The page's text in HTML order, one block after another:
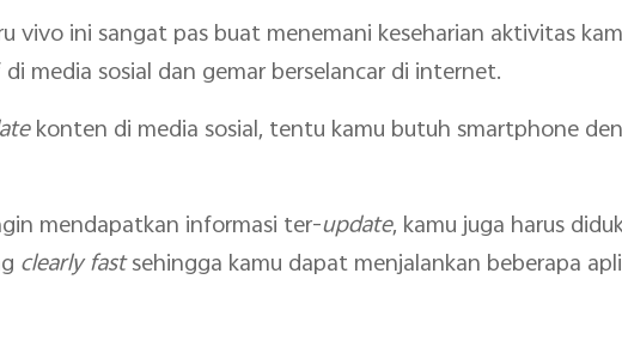
vivo ini sangat pas buat menemani keseharian aktivitas
media sosial dan gemar berselancar di internet.
konten di media sosial, tentu kamu butuh smartphone
mendapatkan informasi ter-update, kamu juga harus
clearly fastsehingga kamu dapat menjalankan beberapa